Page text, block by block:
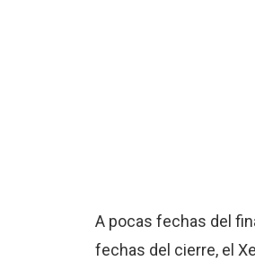
A pocas fechas del
fechas del cierre, el